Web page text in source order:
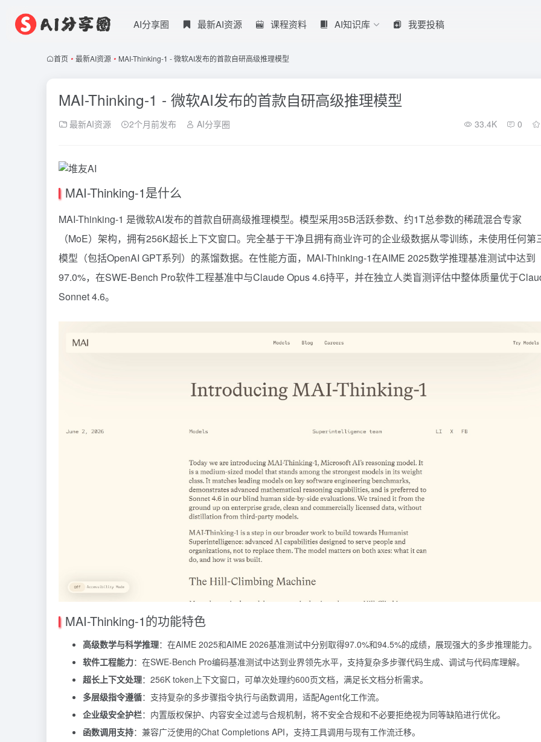
AI分享圈 最新AI资源 课程资料 AI知识库 我要投稿
首页 • 最新AI资源 • MAI-Thinking-1 - 微软AI发布的首款自研高级推理模型
MAI-Thinking-1 - 微软AI发布的首款自研高级推理模型
最新AI资源 2个月前发布 AI分享圈 33.4K 0
MAI-Thinking-1是什么
MAI-Thinking-1 是微软AI发布的首款自研高级推理模型。模型采用35B活跃参数、约1T总参数的稀疏混合专家
（MoE）架构，拥有256K超长上下文窗口。完全基于干净且拥有商业许可的企业级数据从零训练，未使用任何第
模型（包括OpenAI GPT系列）的蒸馏数据。在性能方面，MAI-Thinking-1在AIME 2025数学推理基准测试中达到
97.0%，在SWE-Bench Pro软件工程基准中与Claude Opus 4.6持平，并在独立人类盲测评估中整体质量优于
Sonnet 4.6。
MAI-Thinking-1的功能特色
高级数学与科学推理：在AIME 2025和AIME 2026基准测试中分别取得97.0%和94.5%的成绩，展现强大的多步推理能力。
软件工程能力：在SWE-Bench Pro编码基准测试中达到业界领先水平，支持复杂多步骤代码生成、调试与代码库理解。
超长上下文处理：256K token上下文窗口，可单次处理约600页文档，满足长文档分析需求。
多层级指令遵循：支持复杂的多步骤指令执行与函数调用，适配Agent化工作流。
企业级安全护栏：内置版权保护、内容安全过滤与合规机制，将不安全合规和不必要拒绝视为同等缺陷进行优化。
函数调用支持：兼容广泛使用的Chat Completions API，支持工具调用与现有工作流迁移。